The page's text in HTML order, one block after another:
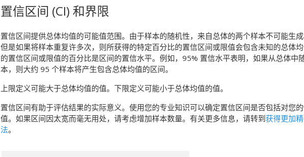
置信区间 (CI) 和界限
置信区间提供总体均值的可能值范围。由于样本的随机性，来自总体的两个样本不可能生成
但是如果将样本重复许多次，则所获得的特定百分比的置信区间或限值会包含未知的总体
的置信区间或限值的百分比是区间的置信水平。 例如，95% 置信水平表明，如果从总体中
本，则大约 95 个样本将产生包含总体均值的区间。
上限定义可能大于总体均值的值。下限定义可能小于总体均值的值。
置信区间有助于评估结果的实际意义。使用您的专业知识可以确定置信区间是否包括对您
值。如果区间因太宽而毫无用处，请考虑增加样本数量。 有关更多信息，请转到获得更加
法。